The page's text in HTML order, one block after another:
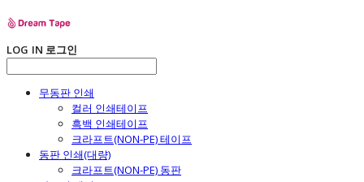
LOG IN 로그인
무동판 인쇄
컬러 인쇄테이프
흑백 인쇄테이프
크라프트(NON-PE) 테이프
동판 인쇄(대량)
크라프트(NON-PE) 동판